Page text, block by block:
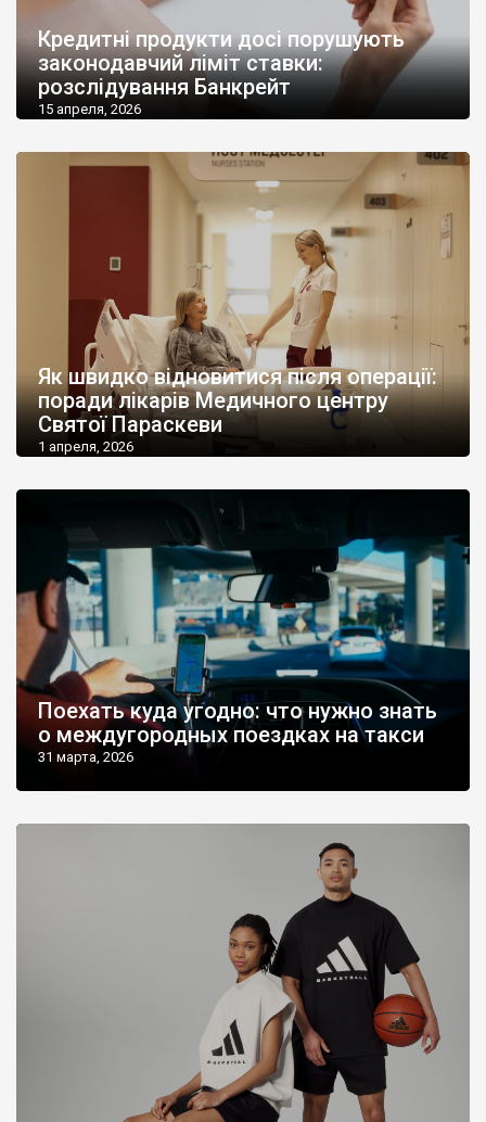
Кредитні продукти досі порушують
законодавчий ліміт ставки:
розслідування Банкрейт
15 апреля, 2026
Як швидко відновитися після операції:
поради лікарів Медичного центру
Святої Параскеви
1 апреля, 2026
Поехать куда угодно: что нужно знать
о междугородных поездках на такси
31 марта, 2026